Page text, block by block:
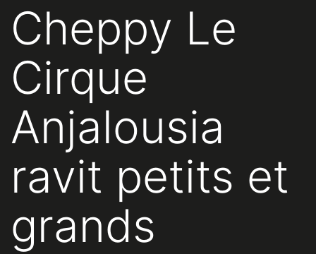
Cheppy Le
Cirque
Anjalousia
ravit petits et
grands